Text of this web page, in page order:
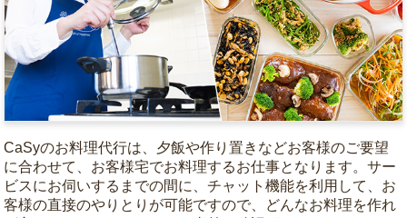
CaSyのお料理代行は、夕飯や作り置きなどお客様のご要望
に合わせて、お客様宅でお料理するお仕事となります。サー
ビスにお伺いするまでの間に、チャット機能を利用して、お
客様の直接のやりとりが可能ですので、どんなお料理を作れ